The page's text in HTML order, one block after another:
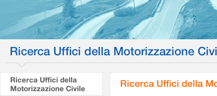
Ricerca Uffici della Motorizzazione
Ricerca Uffici della
Motorizzazione Civile
Ricerca Uffici della